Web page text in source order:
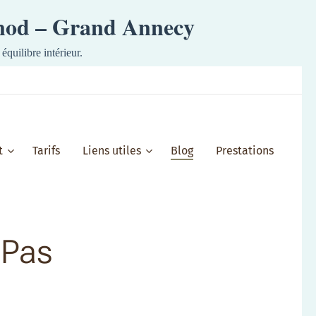
– Grand Annecy
intérieur.
Tarifs Liens utiles Blog Prestations